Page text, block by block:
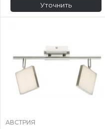
Уточнить
АВСТРИЯ